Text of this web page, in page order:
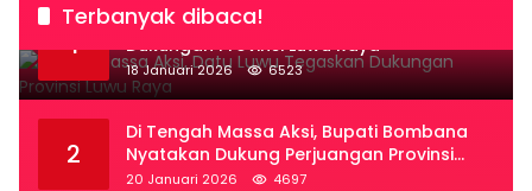
Terbanyak dibaca!
1
Temui Massa Aksi, Datu Luwu Tegaskan
Dukungan Provinsi Luwu Raya
18 Januari 2026 6523
2
Di Tengah Massa Aksi, Bupati Bombana
Nyatakan Dukung Perjuangan Provinsi
Luwu Raya
20 Januari 2026 4697